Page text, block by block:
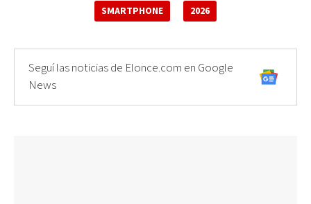
SMARTPHONE 2026
Seguí las noticias de Elonce.com en Google
News